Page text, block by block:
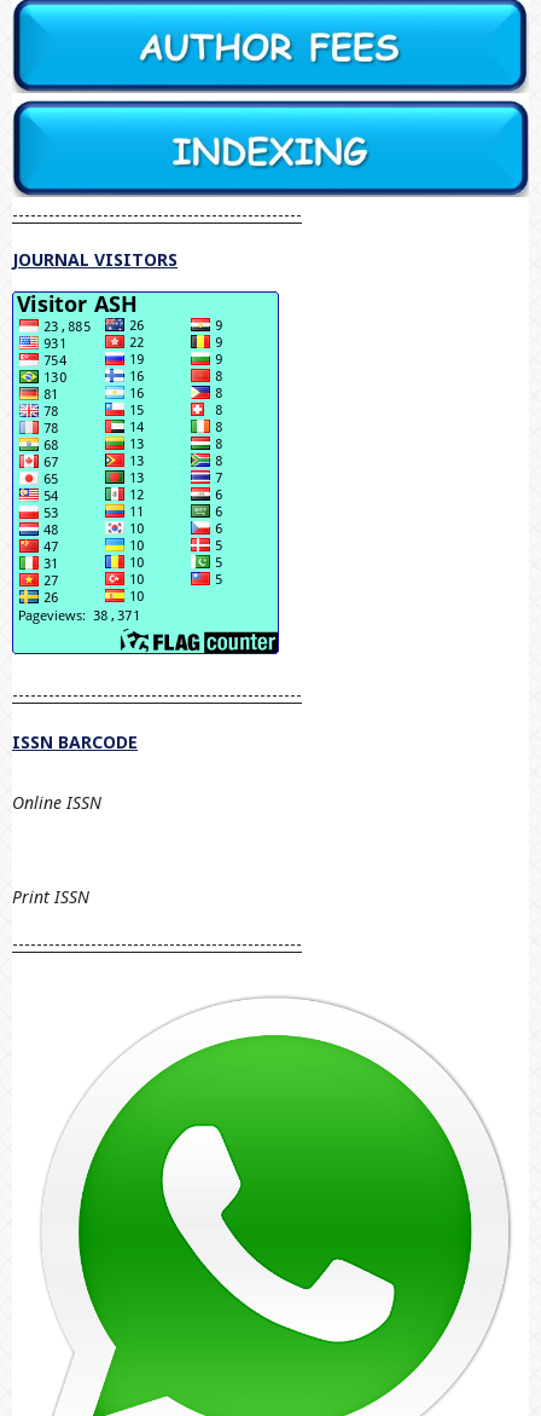
------------------------------------------------
JOURNAL VISITORS
------------------------------------------------
ISSN BARCODE
Online ISSN
PrintISSN
------------------------------------------------